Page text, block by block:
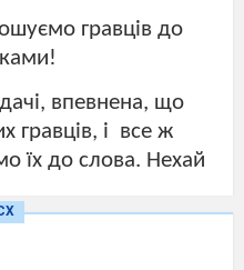
гравців до
впевнена, що
гравців, і все ж
їх до слова. Нехай
побажання